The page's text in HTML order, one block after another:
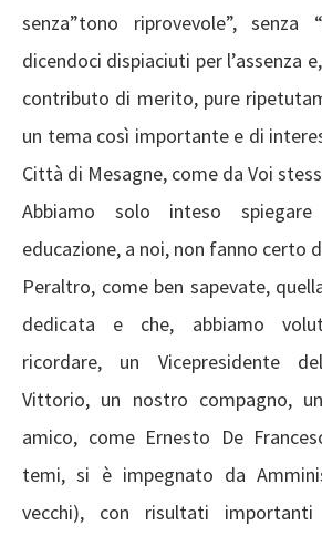
senza”tono riprovevole”, senza
dicendoci dispiaciuti per l’assenza
contributo di merito, pure
un tema così importante e di
Città di Mesagne, come da Voi
Abbiamo solo inteso
educazione, a noi, non fanno certo
Peraltro, come ben sapevate,
dedicata e che, abbiamo
ricordare, un Vicepresidente
Vittorio, un nostro compagno,
amico, come Ernesto De
temi, si è impegnato da
vecchi), con risultati